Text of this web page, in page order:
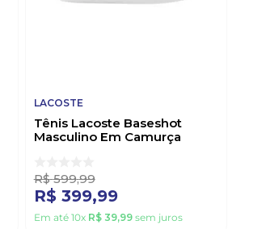
LACOSTE
Tênis Lacoste Baseshot
Masculino Em Camurça
R$ 599,99
R$ 399,99
Em até 10x R$ 39,99sem juros